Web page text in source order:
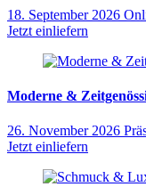
18. September 2026
Jetzt einliefern
Moderne &
26. November 2026
Jetzt einliefern